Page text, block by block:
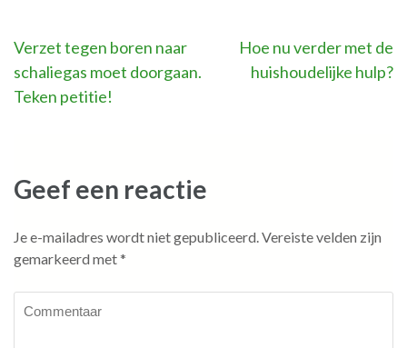
Bericht
navigatie
Verzet tegen boren naar
schaliegas moet doorgaan.
Teken petitie!
Hoe nu verder met de
huishoudelijke hulp?
Geef een reactie
Je e-mailadres wordt niet gepubliceerd.Vereiste velden zijn
gemarkeerd met*